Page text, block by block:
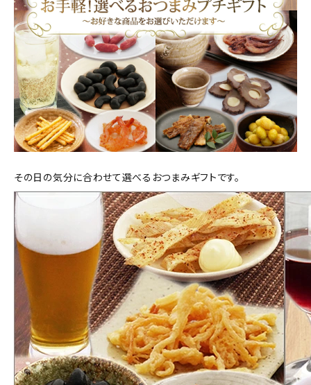
ご利用ガイド
直営店
その日の気分に合わせて選べるおつまみギフトです。